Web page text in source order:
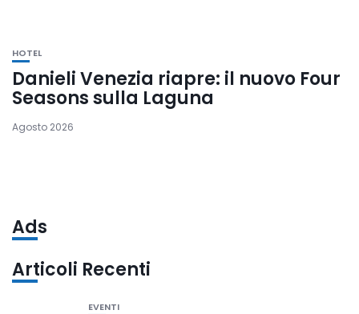
HOTEL
Danieli Venezia riapre: il nuovo Four
Seasons sulla Laguna
Agosto 2026
Ads
Articoli Recenti
EVENTI